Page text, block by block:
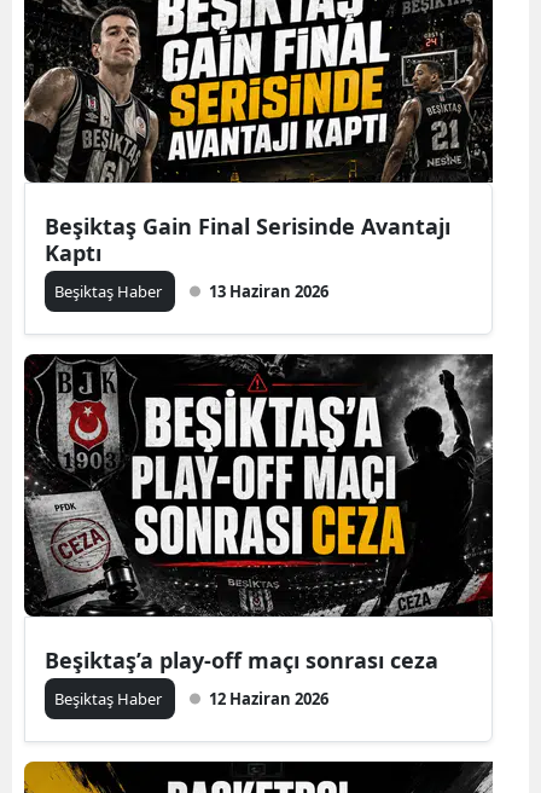
Beşiktaş Gain Final Serisinde Avantajı
Kaptı
Beşiktaş Haber 13 Haziran 2026
Beşiktaş’a play-off maçı sonrası ceza
Beşiktaş Haber 12 Haziran 2026